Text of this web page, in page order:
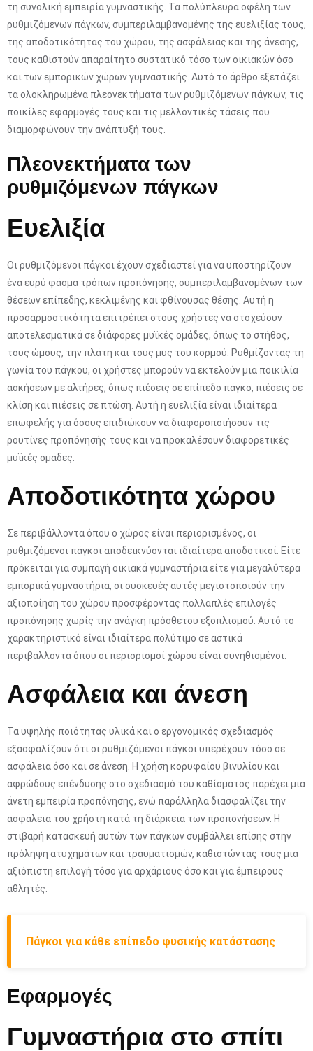
τη συνολική εμπειρία γυμναστικής. Τα πολύπλευρα οφέλη των
ρυθμιζόμενων πάγκων, συμπεριλαμβανομένης της ευελιξίας τους,
της αποδοτικότητας του χώρου, της ασφάλειας και της άνεσης,
τους καθιστούν απαραίτητο συστατικό τόσο των οικιακών όσο
και των εμπορικών χώρων γυμναστικής. Αυτό το άρθρο εξετάζει
τα ολοκληρωμένα πλεονεκτήματα των ρυθμιζόμενων πάγκων, τις
ποικίλες εφαρμογές τους και τις μελλοντικές τάσεις που
διαμορφώνουν την ανάπτυξή τους.
Πλεονεκτήματα των
ρυθμιζόμενων πάγκων
Ευελιξία
Οι ρυθμιζόμενοι πάγκοι έχουν σχεδιαστεί για να υποστηρίζουν
ένα ευρύ φάσμα τρόπων προπόνησης, συμπεριλαμβανομένων των
θέσεων επίπεδης, κεκλιμένης και φθίνουσας θέσης. Αυτή η
προσαρμοστικότητα επιτρέπει στους χρήστες να στοχεύουν
αποτελεσματικά σε διάφορες μυϊκές ομάδες, όπως το στήθος,
τους ώμους, την πλάτη και τους μυς του κορμού. Ρυθμίζοντας τη
γωνία του πάγκου, οι χρήστες μπορούν να εκτελούν μια ποικιλία
ασκήσεων με αλτήρες, όπως πιέσεις σε επίπεδο πάγκο, πιέσεις σε
κλίση και πιέσεις σε πτώση. Αυτή η ευελιξία είναι ιδιαίτερα
επωφελής για όσους επιδιώκουν να διαφοροποιήσουν τις
ρουτίνες προπόνησής τους και να προκαλέσουν διαφορετικές
μυϊκές ομάδες.
Αποδοτικότητα χώρου
Σε περιβάλλοντα όπου ο χώρος είναι περιορισμένος, οι
ρυθμιζόμενοι πάγκοι αποδεικνύονται ιδιαίτερα αποδοτικοί. Είτε
πρόκειται για συμπαγή οικιακά γυμναστήρια είτε για μεγαλύτερα
εμπορικά γυμναστήρια, οι συσκευές αυτές μεγιστοποιούν την
αξιοποίηση του χώρου προσφέροντας πολλαπλές επιλογές
προπόνησης χωρίς την ανάγκη πρόσθετου εξοπλισμού. Αυτό το
χαρακτηριστικό είναι ιδιαίτερα πολύτιμο σε αστικά
περιβάλλοντα όπου οι περιορισμοί χώρου είναι συνηθισμένοι.
Ασφάλεια και άνεση
Τα υψηλής ποιότητας υλικά και ο εργονομικός σχεδιασμός
εξασφαλίζουν ότι οι ρυθμιζόμενοι πάγκοι υπερέχουν τόσο σε
ασφάλεια όσο και σε άνεση. Η χρήση κορυφαίου βινυλίου και
αφρώδους επένδυσης στο σχεδιασμό του καθίσματος παρέχει μια
άνετη εμπειρία προπόνησης, ενώ παράλληλα διασφαλίζει την
ασφάλεια του χρήστη κατά τη διάρκεια των προπονήσεων. Η
στιβαρή κατασκευή αυτών των πάγκων συμβάλλει επίσης στην
πρόληψη ατυχημάτων και τραυματισμών, καθιστώντας τους μια
αξιόπιστη επιλογή τόσο για αρχάριους όσο και για έμπειρους
αθλητές.
Πάγκοι για κάθε επίπεδο φυσικής κατάστασης
Εφαρμογές
Γυμναστήρια στο σπίτι